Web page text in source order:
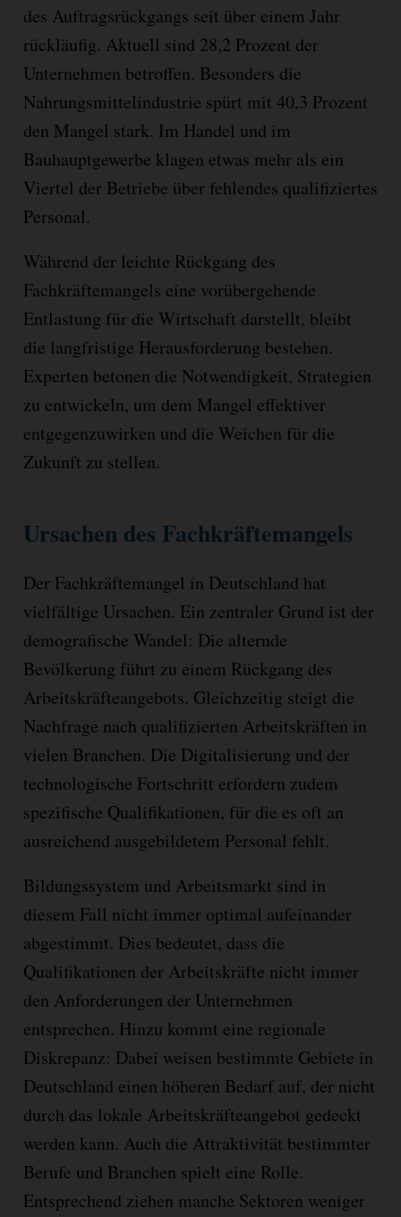
des Auftragsrückgangs seit über einem Jahr
rückläufig. Aktuell sind 28,2 Prozent der
Unternehmen betroffen. Besonders die
Nahrungsmittelindustrie spürt mit 40,3 Prozent
den Mangel stark. Im Handel und im
Bauhauptgewerbe klagen etwas mehr als ein
Viertel der Betriebe über fehlendes qualifiziertes
Personal.
Während der leichte Rückgang des
Fachkräftemangels eine vorübergehende
Entlastung für die Wirtschaft darstellt, bleibt
die langfristige Herausforderung bestehen.
Experten betonen die Notwendigkeit, Strategien
zu entwickeln, um dem Mangel effektiver
entgegenzuwirken und die Weichen für die
Zukunft zu stellen.
Ursachen des Fachkräftemangels
Der Fachkräftemangel in Deutschland hat
vielfältige Ursachen. Ein zentraler Grund ist der
demografische Wandel: Die alternde
Bevölkerung führt zu einem Rückgang des
Arbeitskräfteangebots. Gleichzeitig steigt die
Nachfrage nach qualifizierten Arbeitskräften in
vielen Branchen. Die Digitalisierung und der
technologische Fortschritt erfordern zudem
spezifische Qualifikationen, für die es oft an
ausreichend ausgebildetem Personal fehlt.
Bildungssystem und Arbeitsmarkt sind in
diesem Fall nicht immer optimal aufeinander
abgestimmt. Dies bedeutet, dass die
Qualifikationen der Arbeitskräfte nicht immer
den Anforderungen der Unternehmen
entsprechen. Hinzu kommt eine regionale
Diskrepanz: Dabei weisen bestimmte Gebiete in
Deutschland einen höheren Bedarf auf, der nicht
durch das lokale Arbeitskräfteangebot gedeckt
werden kann. Auch die Attraktivität bestimmter
Berufe und Branchen spielt eine Rolle.
Entsprechend ziehen manche Sektoren weniger